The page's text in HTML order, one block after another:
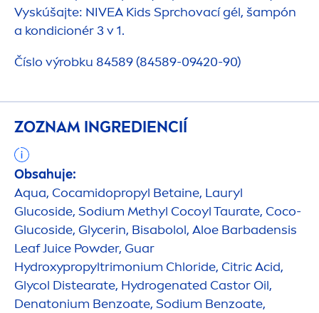
Vyskúšajte: NIVEA Kids Sprchovací gél, šampón
a kondicionér 3 v 1.
Číslo výrobku 84589 (84589-09420-90)
ZOZNAM INGREDIENCIÍ
Obsahuje:
Aqua, Cocamidopropyl Betaine, Lauryl
Glucoside, Sodium Methyl Cocoyl Taurate, Coco-
Glucoside, Glycerin, Bisabolol, Aloe Barbadensis
Leaf Juice Powder, Guar
Hydroxypropyltrimonium Chloride, Citric Acid,
Glycol Distearate, Hydrogenated Castor Oil,
Denatonium Benzoate, Sodium Benzoate,